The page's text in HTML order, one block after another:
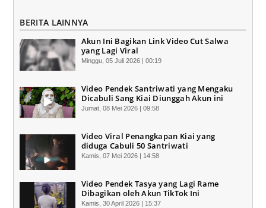
BERITA LAINNYA
Akun Ini Bagikan Link Video Cut Salwa
yang Lagi Viral
Minggu, 05 Juli 2026 | 00:19
Video Pendek Santriwati yang Mengaku
Dicabuli Sang Kiai Diunggah Akun ini
Jumat, 08 Mei 2026 | 09:58
Video Viral Penangkapan Kiai yang
diduga Cabuli 50 Santriwati
Kamis, 07 Mei 2026 | 14:58
Video Pendek Tasya yang Lagi Rame
Dibagikan oleh Akun TikTok Ini
Kamis, 30 April 2026 | 15:37